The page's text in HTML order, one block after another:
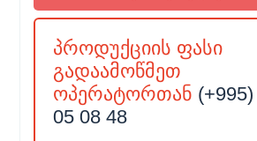
პროდუქციის ფასი
გადაამოწმეთ
ოპერატორთან
05 08 48